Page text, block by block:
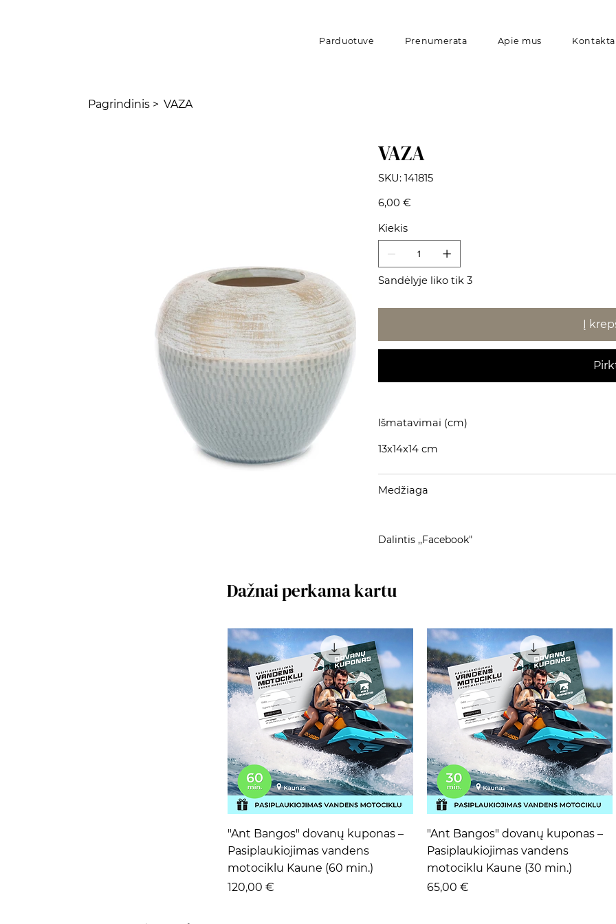
Parduotuvė Prenumerata Apie mus
Pagrindinis > VAZA
VAZA
SKU: SKU
141815
141815
Kaina
6,00 €
Kiekis
Sandėlyje liko tik 3
Į
Išmatavimai (cm)
13x14x14 cm
Medžiaga
Dalintis ,,Facebook"
Dažnai perkama kartu
Greita peržiūra
"Ant Bangos" dovanų kuponas –
Pasiplaukiojimas vandens
motociklu Kaune (60 min.)
Kaina
120,00 €
Greita peržiūra
"Ant Bangos" dovanų kuponas –
Pasiplaukiojimas vandens
motociklu Kaune (30 min.)
Kaina
65,00 €